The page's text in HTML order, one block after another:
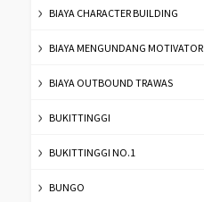
BIAYA CHARACTER BUILDING
BIAYA MENGUNDANG MOTIVATOR
BIAYA OUTBOUND TRAWAS
BUKITTINGGI
BUKITTINGGI NO.1
BUNGO